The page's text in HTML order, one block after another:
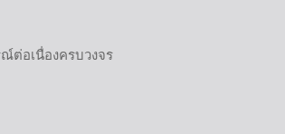
ต่อเนื่องครบวงจร